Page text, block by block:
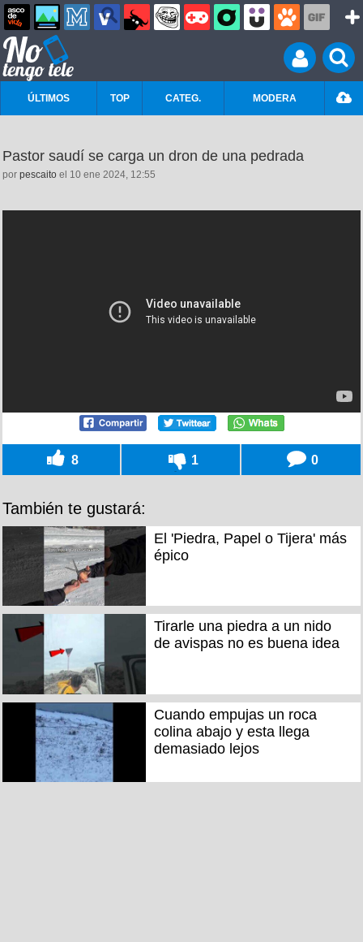
ÚLTIMOS TOP CATEG. MODERA
Pastor saudí se carga un dron de una pedrada
por pescaito el 10 ene 2024, 12:55
8 1 0
También te gustará:
El 'Piedra, Papel o Tijera' más
épico
Tirarle una piedra a un nido
de avispas no es buena idea
Cuando empujas un roca
colina abajo y esta llega
demasiado lejos